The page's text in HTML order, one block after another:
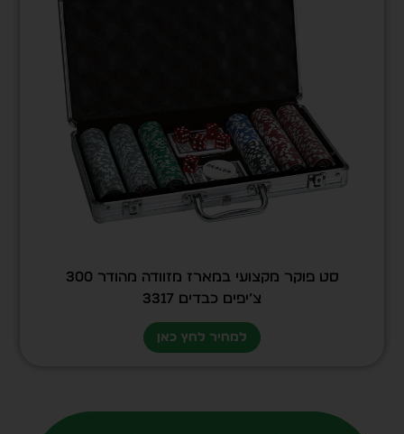
סט פוקר מקצועי במארז מזוודה מהודר 300
צ’יפים כבדים 3317
למחיר לחץ כאן